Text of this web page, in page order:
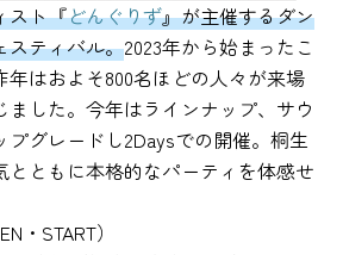
スト『どんぐりず』が主催するダン
スティバル。2023年から始まったこ
年はおよそ800名ほどの人々が来場
ました。今年はラインナップ、サウ
プグレードし2Daysでの開催。桐生
とともに本格的なパーティを体感せ
・START）